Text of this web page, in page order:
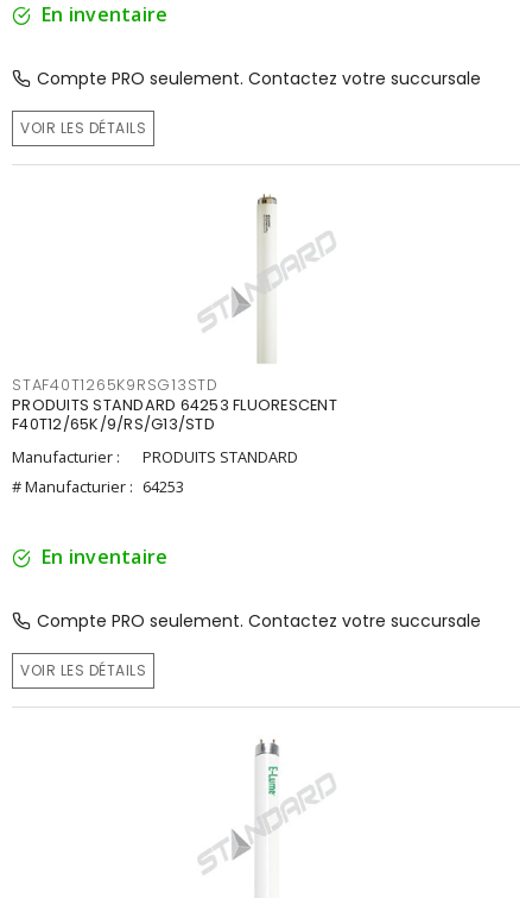
En inventaire
Compte PRO seulement. Contactez votre succursale
VOIR LES DÉTAILS
STAF40T1265K9RSG13STD
PRODUITS STANDARD 64253 FLUORESCENT
F40T12/65K/9/RS/G13/STD
Manufacturier :
PRODUITS STANDARD
# Manufacturier : 64253
En inventaire
Compte PRO seulement. Contactez votre succursale
VOIR LES DÉTAILS